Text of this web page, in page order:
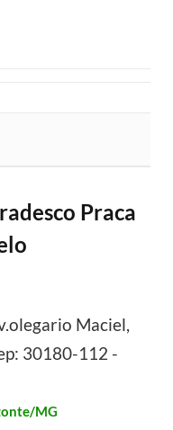
Praca
Maciel,
30180-112 -
MG